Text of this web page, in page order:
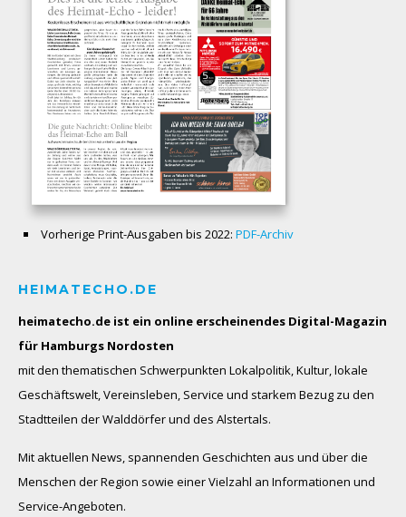
Vorherige Print-Ausgaben bis 2022: PDF-Archiv
HEIMATECHO.DE
heimatecho.de ist ein online erscheinendes Digital-Magazin
für Hamburgs Nordosten
mit den thematischen Schwerpunkten Lokalpolitik, Kultur, lokale
Geschäftswelt, Vereinsleben, Service und starkem Bezug zu den
Stadtteilen der Walddörfer und des Alstertals.
Mit aktuellen News, spannenden Geschichten aus und über die
Menschen der Region sowie einer Vielzahl an Informationen und
Service-Angeboten.